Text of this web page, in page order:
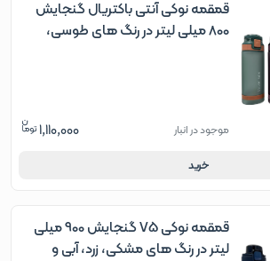
قمقمه نوکی آنتی باکتریال گنجایش
800 میلی لیتر در رنگ های طوسی،
موجود در انبار 1,110,000
خرید
قمقمه نوکی V5 گنجایش 900 میلی
لیتر در رنگ های مشکی، زرد، آبی و